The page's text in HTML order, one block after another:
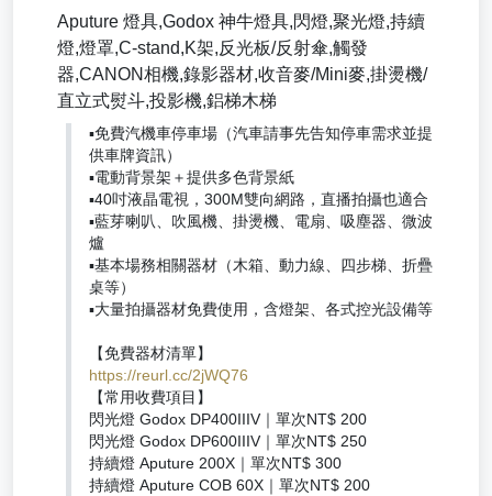
Aputure 燈具,Godox 神牛燈具,閃燈,聚光燈,持續
燈,燈罩,C-stand,K架,反光板/反射傘,觸發
器,CANON相機,錄影器材,收音麥/Mini麥,掛燙機/
直立式熨斗,投影機,鋁梯木梯
▪️免費汽機車停車場（汽車請事先告知停車需求並提
供車牌資訊）
▪️電動背景架＋提供多色背景紙
▪️40吋液晶電視，300M雙向網路，直播拍攝也適合
▪️藍芽喇叭、吹風機、掛燙機、電扇、吸塵器、微波
爐
▪️基本場務相關器材（木箱、動力線、四步梯、折疊
桌等）
▪️大量拍攝器材免費使用，含燈架、各式控光設備等
https://reurl.cc/2jWQ76
【常用收費項目】
閃光燈 Godox DP400IIIV｜單次NT$ 200
閃光燈 Godox DP600IIIV｜單次NT$ 250
持續燈 Aputure 200X｜單次NT$ 300
持續燈 Aputure COB 60X｜單次NT$ 200